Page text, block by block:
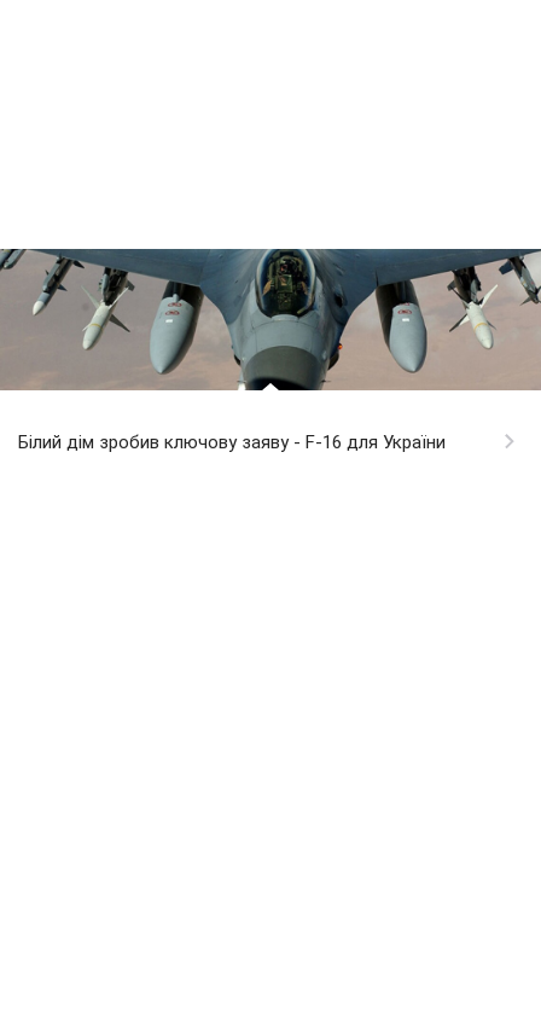
Білий дім зробив ключову заяву - F-16 для України